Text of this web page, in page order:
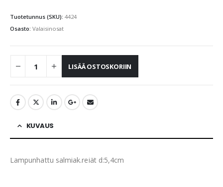
Tuotetunnus (SKU): 4424
Osasto: Valaisinosat
LISÄÄ OSTOSKORIIN
KUVAUS
Lampunhattu salmiak.reiät d:5,4cm